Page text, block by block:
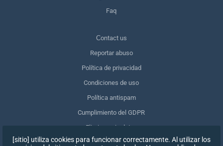
Faq
Сontact us
Reportar abuso
Política de privacidad
Condiciones de uso
Política antispam
Cumplimiento del GDPR
Eliminar mis datos
Retirar el consentimiento
[sitio] utiliza cookies para funcionar correctamente. Al utilizar los